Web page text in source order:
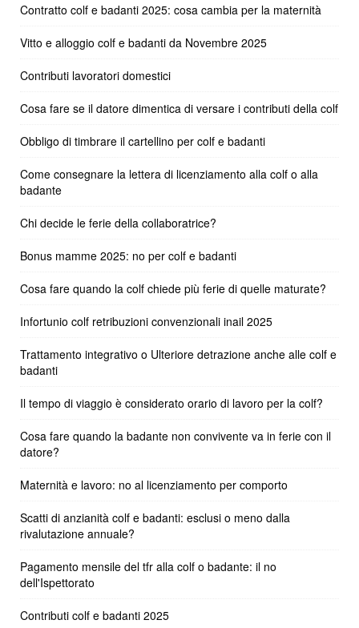
Contratto colf e badanti 2025: cosa cambia per la maternità
Vitto e alloggio colf e badanti da Novembre 2025
Contributi lavoratori domestici
Cosa fare se il datore dimentica di versare i contributi della colf
Obbligo di timbrare il cartellino per colf e badanti
Come consegnare la lettera di licenziamento alla colf o alla
badante
Chi decide le ferie della collaboratrice?
Bonus mamme 2025: no per colf e badanti
Cosa fare quando la colf chiede più ferie di quelle maturate?
Infortunio colf retribuzioni convenzionali inail 2025
Trattamento integrativo o Ulteriore detrazione anche alle colf e
badanti
Il tempo di viaggio è considerato orario di lavoro per la colf?
Cosa fare quando la badante non convivente va in ferie con il
datore?
Maternità e lavoro: no al licenziamento per comporto
Scatti di anzianità colf e badanti: esclusi o meno dalla
rivalutazione annuale?
Pagamento mensile del tfr alla colf o badante: il no
dell'Ispettorato
Contributi colf e badanti 2025